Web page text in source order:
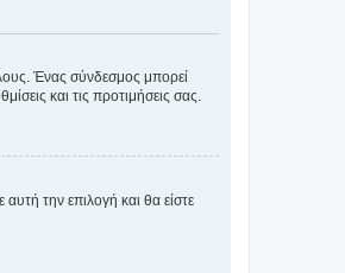
Ένας σύνδεσμος μπορεί
και τις προτιμήσεις σας.
αυτή την επιλογή και θα είστε